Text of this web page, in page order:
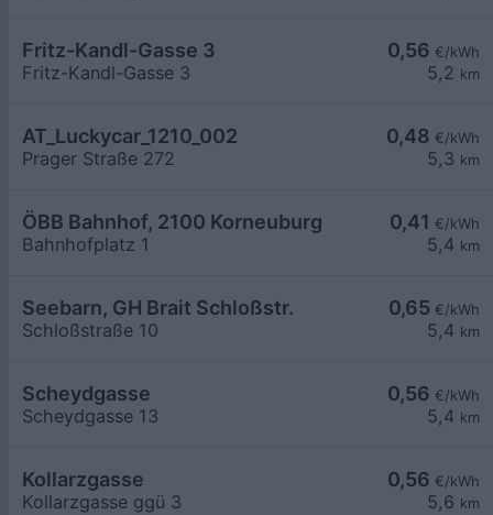
0,56 €/kWh
5,2 km
Fritz-Kandl-Gasse 3
Fritz-Kandl-Gasse 3
0,48 €/kWh
5,3 km
AT_Luckycar_1210_002
Prager Straße 272
0,41 €/kWh
5,4 km
ÖBB Bahnhof, 2100 Korneuburg
Bahnhofplatz 1
0,65 €/kWh
5,4 km
Seebarn, GH Brait Schloßstr.
Schloßstraße 10
0,56 €/kWh
5,4 km
Scheydgasse
Scheydgasse 13
0,56 €/kWh
5,6 km
Kollarzgasse
Kollarzgasse ggü 3